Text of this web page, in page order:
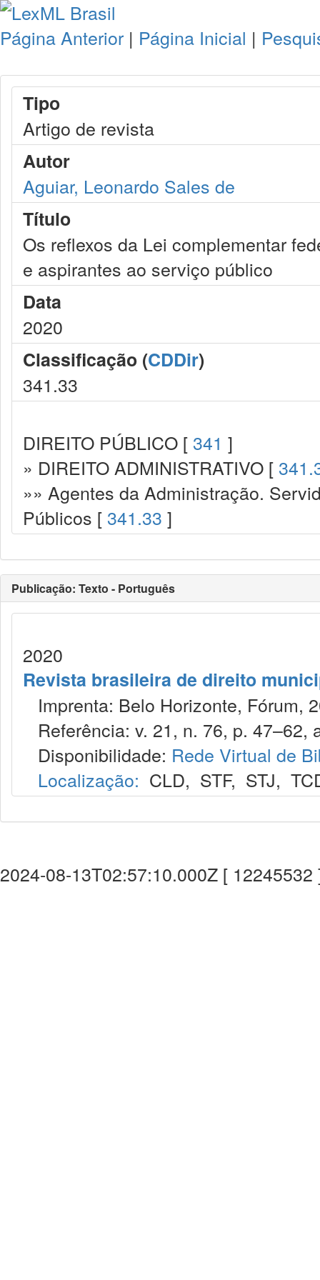
Página Anterior | Página Inicial |
Tipo
Artigo de revista
Autor
Aguiar, Leonardo Sales de
Título
Os reflexos da Lei complementar
e aspirantes ao serviço público
Data
2020
Classificação (CDDir)
341.33
DIREITO PÚBLICO [ 341 ]
» DIREITO ADMINISTRATIVO [
»» Agentes da Administração.
Públicos [ 341.33 ]
Publicação: Texto - Português
2020
Revista brasileira de direito
Imprenta: Belo Horizonte, Fórum,
Referência: v. 21, n. 76, p. 47–62,
Disponibilidade: Rede Virtual de
Localização: CLD, STF, STJ,
2024-08-13T02:57:10.000Z [ 12245532